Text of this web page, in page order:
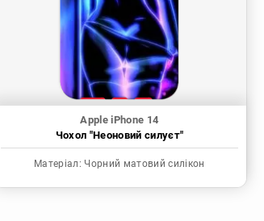
Apple iPhone 14
Чохол "Неоновий силуєт"
Матеріал: Чорний матовий силікон